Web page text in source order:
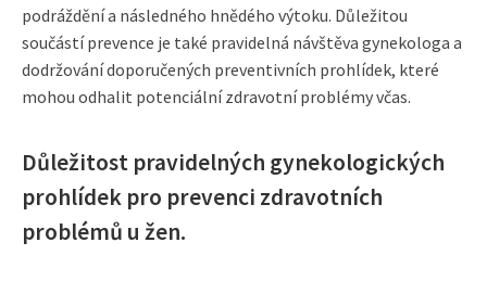
podráždění a následného hnědého výtoku. Důležitou
součástí prevence je také pravidelná návštěva gynekologa a
dodržování doporučených preventivních prohlídek, které
mohou odhalit potenciální zdravotní problémy včas.
Důležitost pravidelných gynekologických
prohlídek pro prevenci zdravotních
problémů u žen.